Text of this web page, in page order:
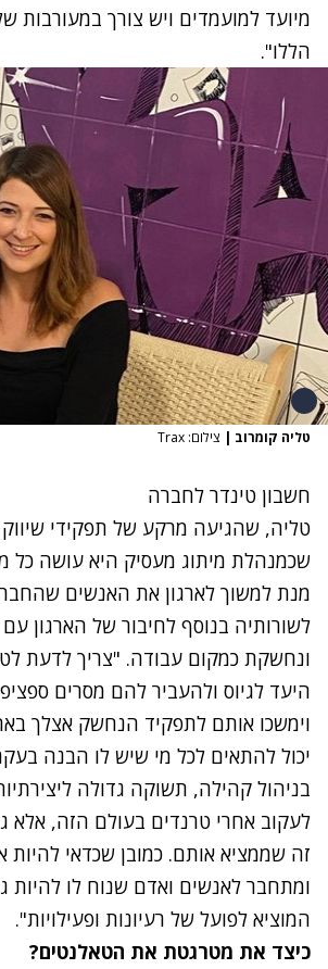
מיועד למועמדים ויש צורך במעורבות
הללו".
טליה קומרוב | צילום: Trax
חשבון טינדר לחברה
טליה, שהגיעה מרקע של תפקידי שיווק
שכמנהלת מיתוג מעסיק היא עושה
מנת למשוך לארגון את האנשים
לשורותיה בנוסף לחיבור של הארגון עם
ונחשקת כמקום עבודה. "צריך לדעת
היעד לגיוס ולהעביר להם מסרים
וימשכו אותם לתפקיד הנחשק אצלך
יכול להתאים לכל מי שיש לו הבנה
בניהול קהילה, תשוקה גדולה
לעקוב אחרי טרנדים בעולם הזה, אלא
זה שממציא אותם. כמובן שכדאי
ומתחבר לאנשים ואדם שנוח לו להיות
המוציא לפועל של רעיונות ופעילויות".
כיצד את מטרגטת את הטאלנטים?